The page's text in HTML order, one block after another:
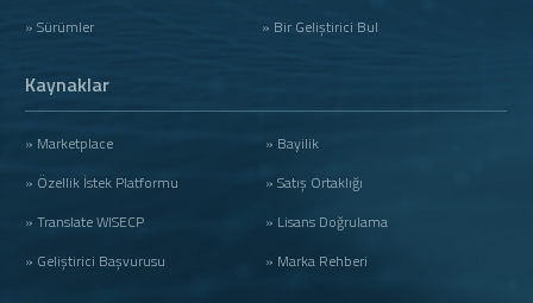
» Sürümler
» Bir Geliştirici Bul
Kaynaklar
» Marketplace
» Özellik İstek Platformu
» Translate WISECP
» Geliştirici Başvurusu
» Bayilik
» Satış Ortaklığı
» Lisans Doğrulama
» Marka Rehberi